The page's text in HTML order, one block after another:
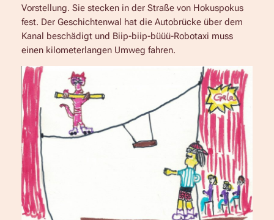
Vorstellung. Sie stecken in der Straße von Hokuspokus
fest. Der Geschichtenwal hat die Autobrücke über dem
Kanal beschädigt und Biip-biip-büüü-Robotaxi muss
einen kilometerlangen Umweg fahren.